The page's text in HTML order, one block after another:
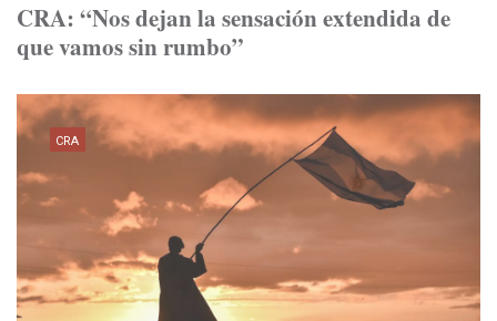
CRA: “Nos dejan la sensación extendida de
que vamos sin rumbo”
CRA